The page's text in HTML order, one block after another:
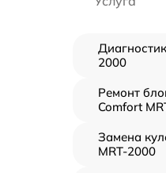
2000
Ремонт
Comfort
Замена
MRT-2000